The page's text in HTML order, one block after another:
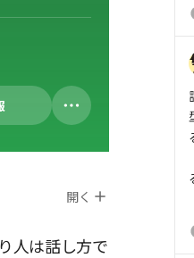
開く
人は話し方で